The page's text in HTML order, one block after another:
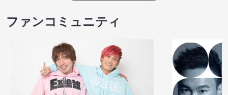
ファンコミュニティ